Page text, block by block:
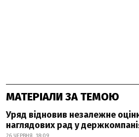
МАТЕРІАЛИ ЗА ТЕМОЮ
Уряд відновив незалежне
наглядових рад у